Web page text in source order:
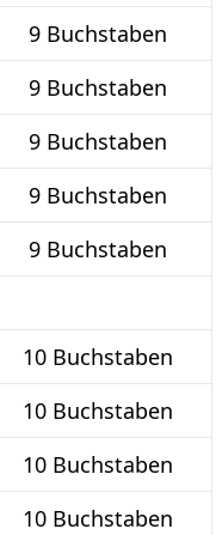
9 Buchstaben
9 Buchstaben
9 Buchstaben
9 Buchstaben
9 Buchstaben
10 Buchstaben
10 Buchstaben
10 Buchstaben
10 Buchstaben